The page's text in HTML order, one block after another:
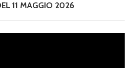
11 MAGGIO 2026